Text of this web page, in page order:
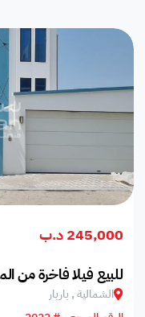
245,000 د.ب
للبيع فيلا فاخرة من
الشمالية , باربار